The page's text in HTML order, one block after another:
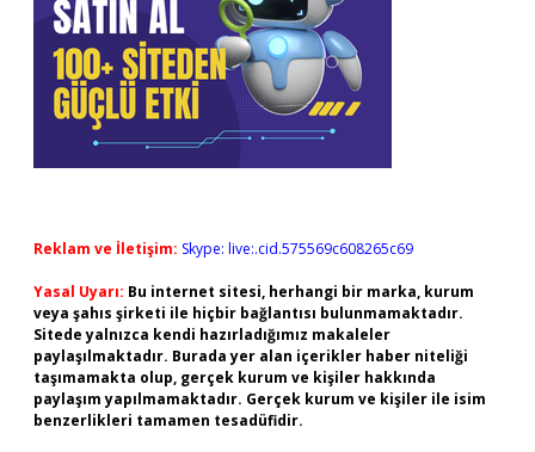
Reklam ve İletişim: Skype: live:.cid.575569c608265c69
Yasal Uyarı: Bu internet sitesi, herhangi bir marka, kurum
veya şahıs şirketi ile hiçbir bağlantısı bulunmamaktadır.
Sitede yalnızca kendi hazırladığımız makaleler
paylaşılmaktadır. Burada yer alan içerikler haber niteliği
taşımamakta olup, gerçek kurum ve kişiler hakkında
paylaşım yapılmamaktadır. Gerçek kurum ve kişiler ile isim
benzerlikleri tamamen tesadüfidir.